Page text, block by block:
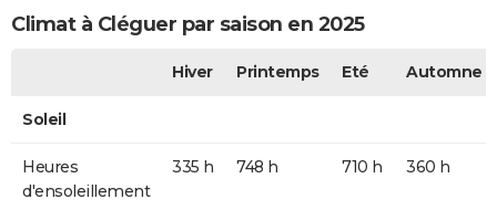
Climat à Cléguer par saison en 2025
Hiver Printemps Eté Automne
Soleil
Heures
d'ensoleillement
335 h 748 h 710 h 360 h